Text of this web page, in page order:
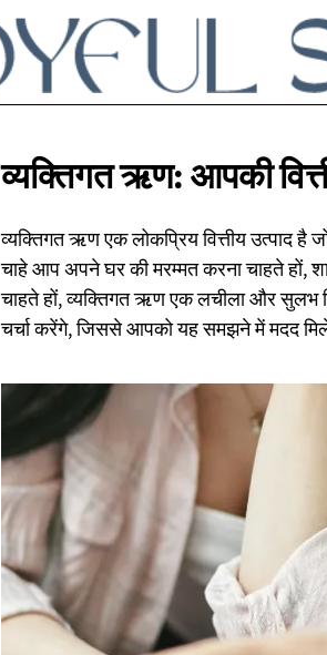
व्यक्तिगत ऋण: आपकी
व्यक्तिगत ऋण एक लोकप्रिय वित्तीय उत्पाद है
चाहे आप अपने घर की मरम्मत करना चाहते हों,
चाहते हों, व्यक्तिगत ऋण एक लचीला और
चर्चा करेंगे, जिससे आपको यह समझने में मदद